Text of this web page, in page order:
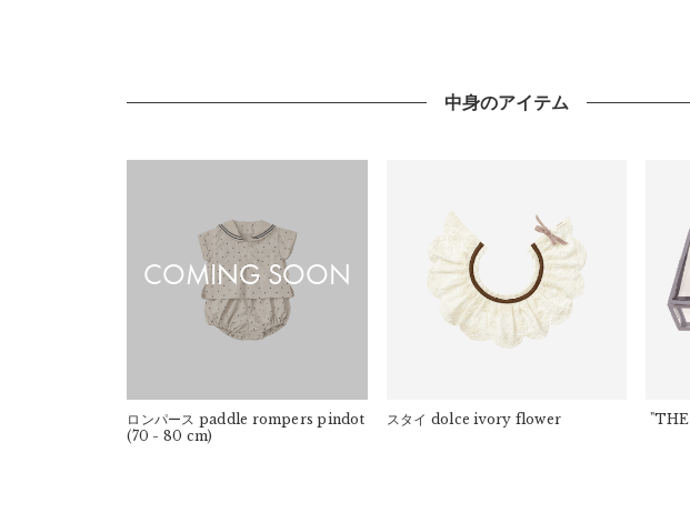
中身のアイテム
COMING SOON
ロンパース paddle rompers pindot
(70 - 80 cm)
スタイ dolce ivory flower